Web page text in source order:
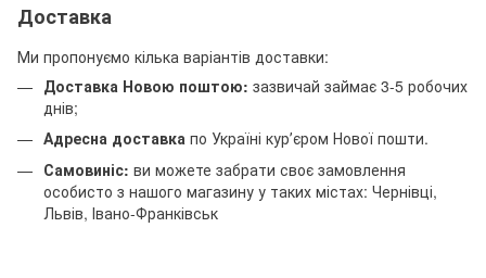
Доставка
Ми пропонуємо кілька варіантів доставки:
Доставка Новою поштою: зазвичай займає 3-5 робочих
днів;
Адресна доставка по Україні курʼєром Нової пошти.
Самовиніс: ви можете забрати своє замовлення
особисто з нашого магазину у таких містах: Чернівці,
Львів, Івано-Франківськ